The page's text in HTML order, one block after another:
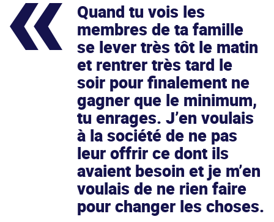
Quand tu vois les
membres de ta famille
se lever très tôt le matin
et rentrer très tard le
soir pour finalement ne
gagner que le minimum,
tu enrages. J’en voulais
à la société de ne pas
leur offrir ce dont ils
avaient besoin et je m’en
voulais de ne rien faire
pour changer les choses.